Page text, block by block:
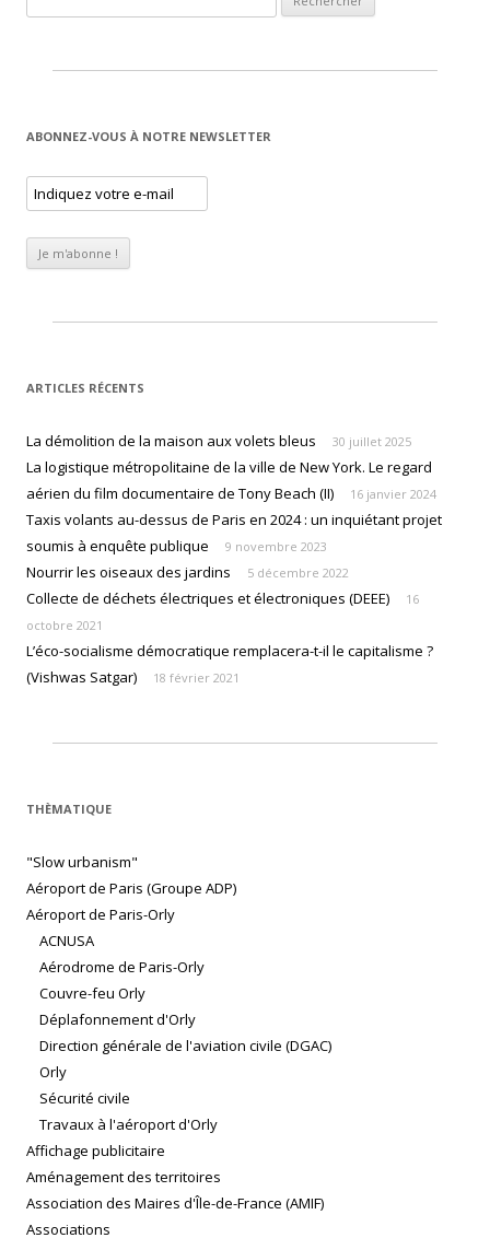
ABONNEZ-VOUS À NOTRE NEWSLETTER
ARTICLES RÉCENTS
La démolition de la maison aux volets bleus 30 juillet 2025
La logistique métropolitaine de la ville de New York. Le regard
aérien du film documentaire de Tony Beach (II)
16 janvier 2024
Taxis volants au-dessus de Paris en 2024 : un inquiétant projet
soumis à enquête publique
9 novembre 2023
Nourrir les oiseaux des jardins 5 décembre 2022
Collecte de déchets électriques et électroniques (DEEE)
16
octobre 2021
L’éco-socialisme démocratique remplacera-t-il le capitalisme ?
(Vishwas Satgar)
18 février 2021
THÈMATIQUE
"Slow urbanism"
Aéroport de Paris (Groupe ADP)
Aéroport de Paris-Orly
ACNUSA
Aérodrome de Paris-Orly
Couvre-feu Orly
Déplafonnement d'Orly
Direction générale de l'aviation civile (DGAC)
Orly
Sécurité civile
Travaux à l'aéroport d'Orly
Affichage publicitaire
Aménagement des territoires
Association des Maires d'Île-de-France (AMIF)
Associations